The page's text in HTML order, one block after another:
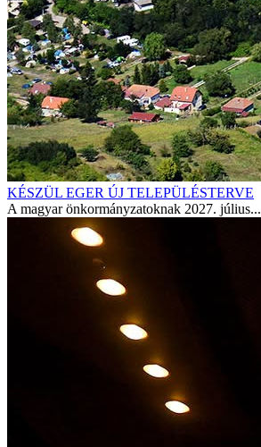
KÉSZÜL EGER ÚJ TELEPÜLÉSTERVE
A magyar önkormányzatoknak 2027. július...